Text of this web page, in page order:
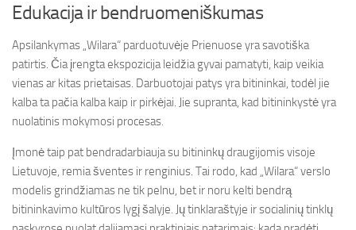
Edukacija ir bendruomeniškumas
Apsilankymas „Wilara“ parduotuvėje Prienuose yra savotiška
patirtis. Čia įrengta ekspozicija leidžia gyvai pamatyti, kaip veikia
vienas ar kitas prietaisas. Darbuotojai patys yra bitininkai, todėl jie
kalba ta pačia kalba kaip ir pirkėjai. Jie supranta, kad bitininkystė yra
nuolatinis mokymosi procesas.
Įmonė taip pat bendradarbiauja su bitininkų draugijomis visoje
Lietuvoje, remia šventes ir renginius. Tai rodo, kad „Wilara“ verslo
modelis grindžiamas ne tik pelnu, bet ir noru kelti bendrą
bitininkavimo kultūros lygį šalyje. Jų tinklaraštyje ir socialinių tinklų